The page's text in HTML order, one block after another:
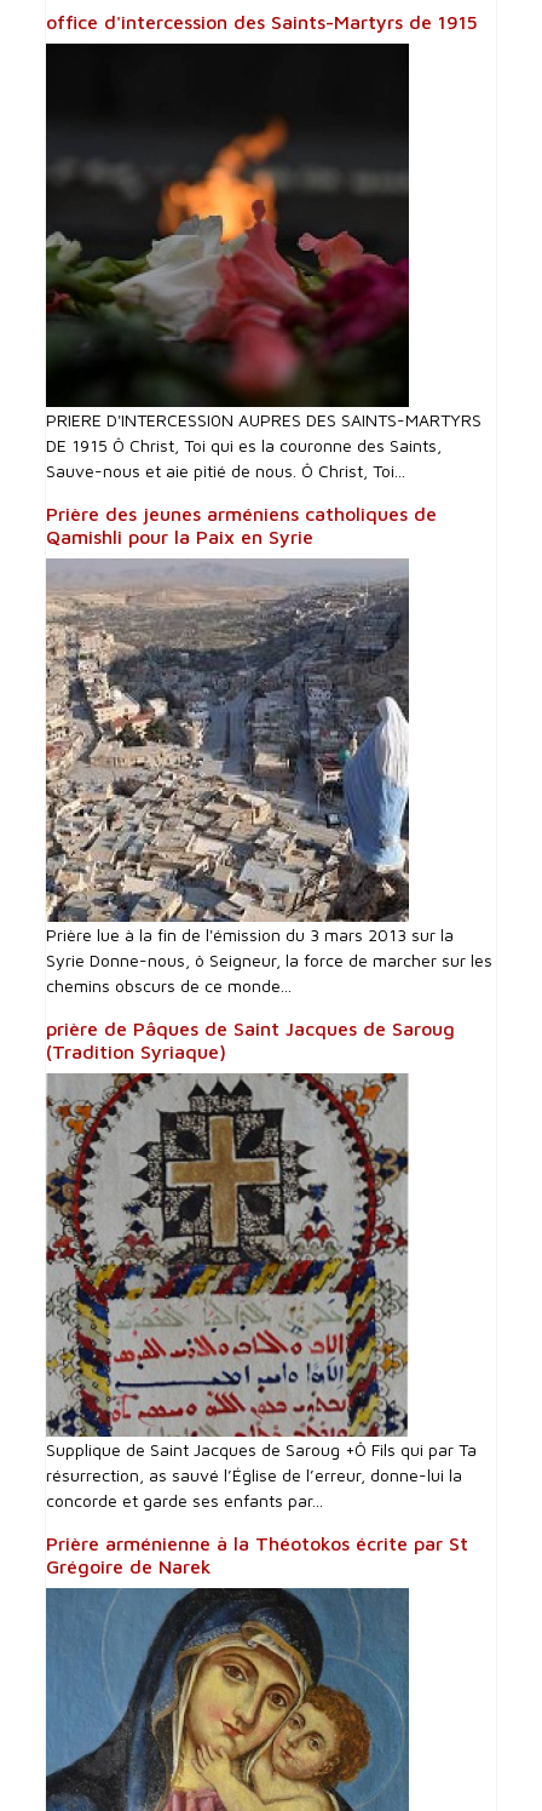
office d'intercession des Saints-Martyrs de 1915
PRIERE D'INTERCESSI0N AUPRES DES SAINTS-MARTYRS
DE 1915 Ô Christ, Toi qui es la couronne des Saints,
Sauve-nous et aie pitié de nous. Ô Christ, Toi...
Prière des jeunes arméniens catholiques de
Qamishli pour la Paix en Syrie
Prière lue à la fin de l'émission du 3 mars 2013 sur la
Syrie Donne-nous, ô Seigneur, la force de marcher sur les
chemins obscurs de ce monde...
prière de Pâques de Saint Jacques de Saroug
(Tradition Syriaque)
Supplique de Saint Jacques de Saroug +Ô Fils qui par Ta
résurrection, as sauvé l’Église de l’erreur, donne-lui la
concorde et garde ses enfants par...
Prière arménienne à la Théotokos écrite par St
Grégoire de Narek